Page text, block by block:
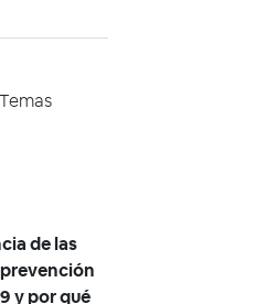
de las
y por qué